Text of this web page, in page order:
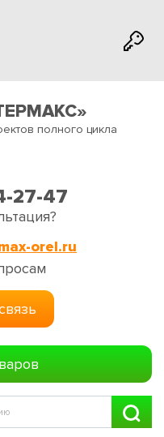
полного цикла
27-47
orel.ru